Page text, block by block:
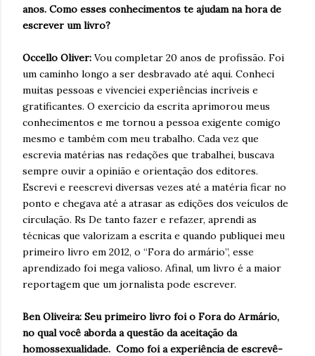
anos. Como esses conhecimentos te ajudam na hora de
escrever um livro?
Occello Oliver: Vou completar 20 anos de profissão. Foi
um caminho longo a ser desbravado até aqui. Conheci
muitas pessoas e vivenciei experiências incríveis e
gratificantes. O exercício da escrita aprimorou meus
conhecimentos e me tornou a pessoa exigente comigo
mesmo e também com meu trabalho. Cada vez que
escrevia matérias nas redações que trabalhei, buscava
sempre ouvir a opinião e orientação dos editores.
Escrevi e reescrevi diversas vezes até a matéria ficar no
ponto e chegava até a atrasar as edições dos veículos de
circulação. Rs De tanto fazer e refazer, aprendi as
técnicas que valorizam a escrita e quando publiquei meu
primeiro livro em 2012, o “Fora do armário”, esse
aprendizado foi mega valioso. Afinal, um livro é a maior
reportagem que um jornalista pode escrever.
Ben Oliveira: Seu primeiro livro foi o Fora do Armário,
no qual você aborda a questão da aceitação da
homossexualidade. Como foi a experiência de escrevê-